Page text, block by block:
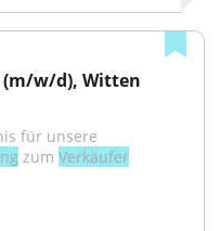
(m/w/d), Witten
für unsere
zum Verkäufer